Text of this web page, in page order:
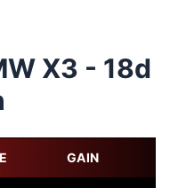
X3 - 18d
GAIN